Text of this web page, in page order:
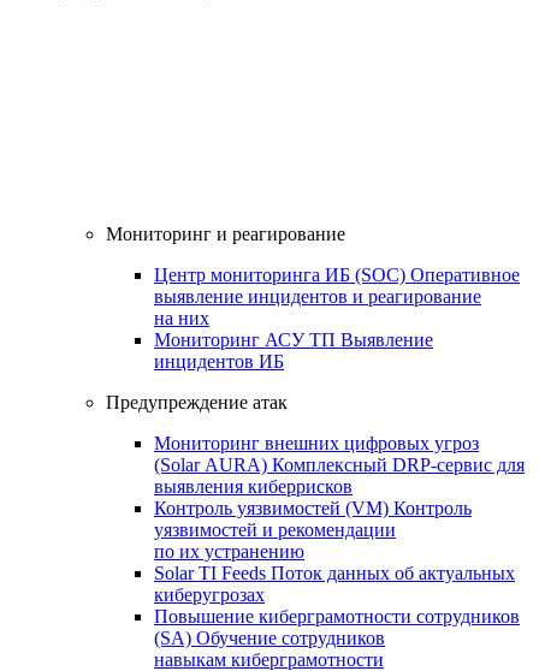
Мониторинг и реагирование
Центр мониторинга ИБ (SOC) Оперативное
выявление инцидентов и реагирование
на них
Мониторинг АСУ ТП Выявление
инцидентов ИБ
Предупреждение атак
Мониторинг внешних цифровых угроз
(Solar AURA) Комплексный DRP-сервис для
выявления киберрисков
Контроль уязвимостей (VM) Контроль
уязвимостей и рекомендации
по их устранению
Solar TI Feeds Поток данных об актуальных
киберугрозах
Повышение киберграмотности сотрудников
(SA) Обучение сотрудников
навыкам киберграмотности